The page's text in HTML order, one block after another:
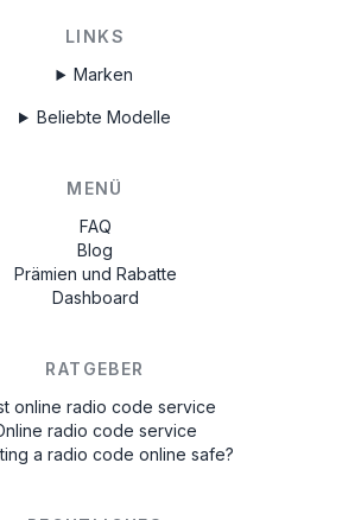
LINKS
Marken
Beliebte Modelle
MENÜ
FAQ
Blog
Prämien und Rabatte
Dashboard
RATGEBER
online radio code service
radio code service
a radio code online safe?